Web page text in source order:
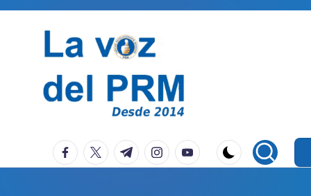
Amazon ruso
militares
Rica
contenido
eVoz
Del
facebook.com
twitter.com
t.me instagram.com
youtube.com